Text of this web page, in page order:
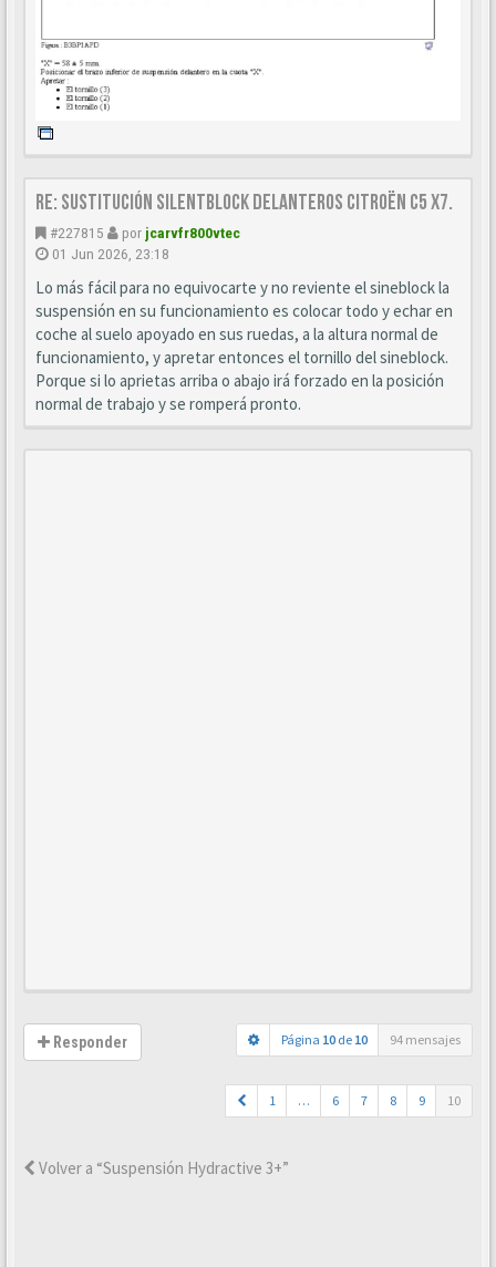
Re: Sustitución SILENTBLOCK delanteros Citroën C5 X7.
#227815 por jcarvfr800vtec
01 Jun 2026, 23:18
Lo más fácil para no equivocarte y no reviente el sineblock la
suspensión en su funcionamiento es colocar todo y echar en
coche al suelo apoyado en sus ruedas, a la altura normal de
funcionamiento, y apretar entonces el tornillo del sineblock.
Porque si lo aprietas arriba o abajo irá forzado en la posición
normal de trabajo y se romperá pronto.
Responder Página 10 de 10 94 mensajes
1 … 6 7 8 9 10
Volver a “Suspensión Hydractive 3+”